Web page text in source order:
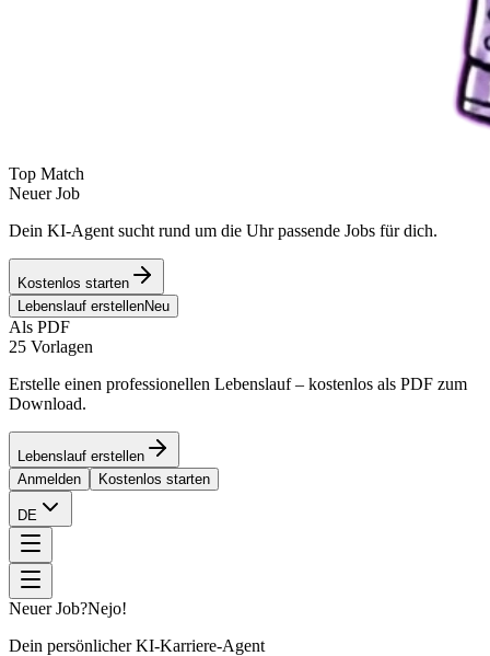
Top Match
Neuer Job
Dein KI-Agent sucht rund um die Uhr passende Jobs für dich.
Kostenlos starten
Lebenslauf erstellenNeu
Als PDF
25 Vorlagen
Erstelle einen professionellen Lebenslauf – kostenlos als PDF zum
Download.
Lebenslauf erstellen
Anmelden
Kostenlos starten
DE
Neuer Job?Nejo!
Dein persönlicher KI-Karriere-Agent